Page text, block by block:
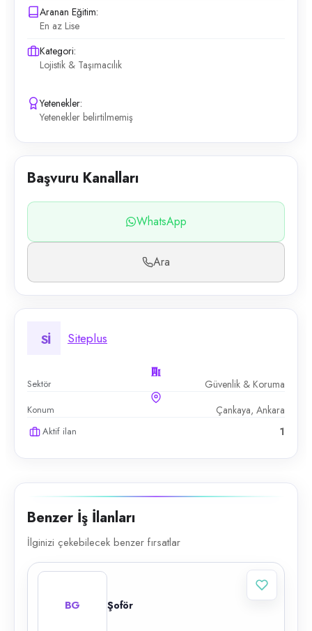
Aranan Eğitim:
En az Lise
Kategori:
Lojistik & Taşımacılık
Yetenekler:
Yetenekler belirtilmemiş
Başvuru Kanalları
WhatsApp
Ara
Sİ Siteplus
Sektör Güvenlik & Koruma
Konum Çankaya, Ankara
Aktif ilan 1
Benzer İş İlanları
İlginizi çekebilecek benzer fırsatlar
BG Şoför